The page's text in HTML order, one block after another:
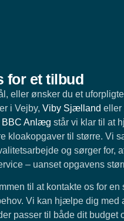
for et tilbud
eller ønsker du et
i Vejby, Viby Sjælland eller
BBC Anlæg står vi klar til at
kloakopgaver til større. Vi
og sørger for,
– uanset opgavens
til at kontakte os for en
Vi kan hjælpe dig med
passer til både dit budget